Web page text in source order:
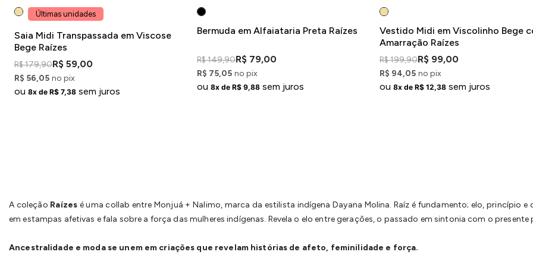
Últimas unidades
Saia Midi Transpassada em Viscose
Bege Raízes
R$ 179,90R$ 59,00
R$ 56,05 no pix
ou8x de R$ 7,38 sem juros
Bermuda em Alfaiataria Preta Raízes
R$ 149,90R$ 79,00
R$ 75,05 no pix
ou8x de R$ 9,88 sem juros
Vestido Midi em Viscolinho Bege
Amarração Raízes
R$ 199,90R$ 99,00
R$ 94,05 no pix
ou8x de R$ 12,38 sem juros
A coleção Raízes é uma collab entre Monjuá + Nalimo, marca da estilista indígena Dayana Molina. Raíz é fundamento; elo, princípio
em estampas afetivas e fala sobre a força das mulheres indígenas. Revela o elo entre gerações, o passado em sintonia com o
Ancestralidade e moda se unem em criações que revelam histórias de afeto, feminilidade e força.